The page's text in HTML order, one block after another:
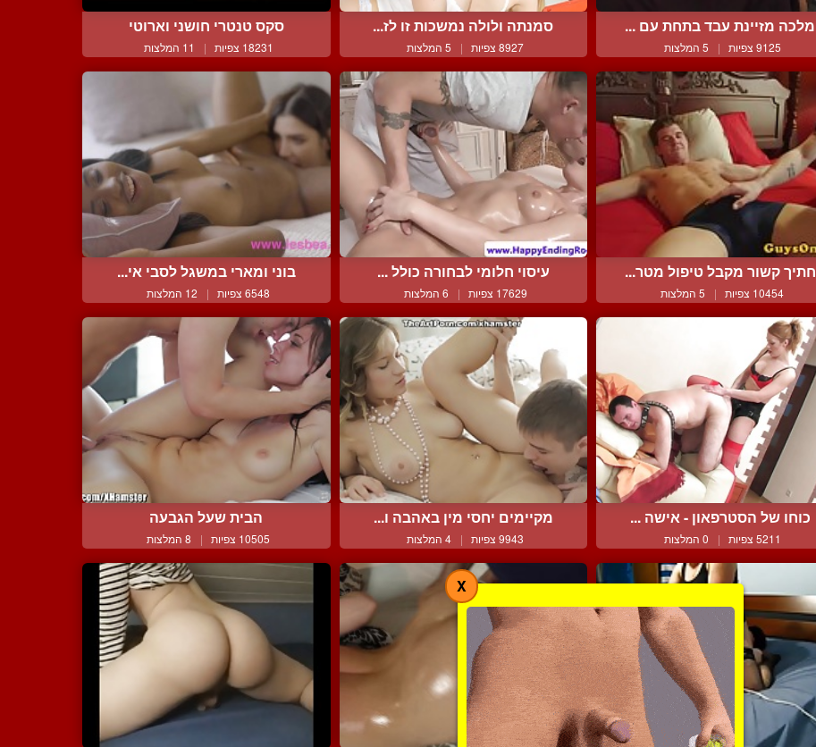
מלכה מזיינת עבד בתחת עם ...
9125 צפיות | 5 המלצות
סמנתה ולולה נמשכות זו לז...
8927 צפיות | 5 המלצות
סקס טנטרי חושני וארוטי
18231 צפיות | 11 המלצות
חתיך קשור מקבל טיפול מטר...
10454 צפיות | 5 המלצות
עיסוי חלומי לבחורה כולל ...
17629 צפיות | 6 המלצות
בוני ומארי במשגל לסבי אי...
6548 צפיות | 12 המלצות
כוחו של הסטרפאון - אישה ...
5211 צפיות | 0 המלצות
מקיימים יחסי מין באהבה ו...
9943 צפיות | 4 המלצות
הבית שעל הגבעה
10505 צפיות | 8 המלצות
X